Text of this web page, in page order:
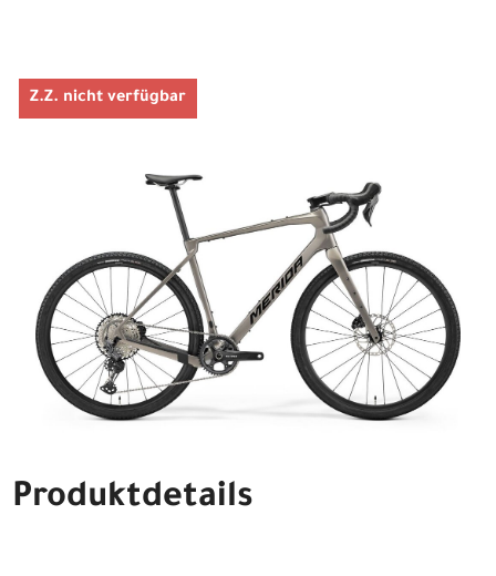
Z.Z. nicht verfügbar
Produktdetails